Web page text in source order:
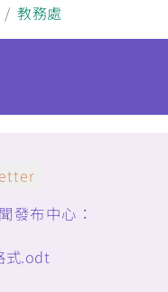
教務處
發布中心：
式.odt